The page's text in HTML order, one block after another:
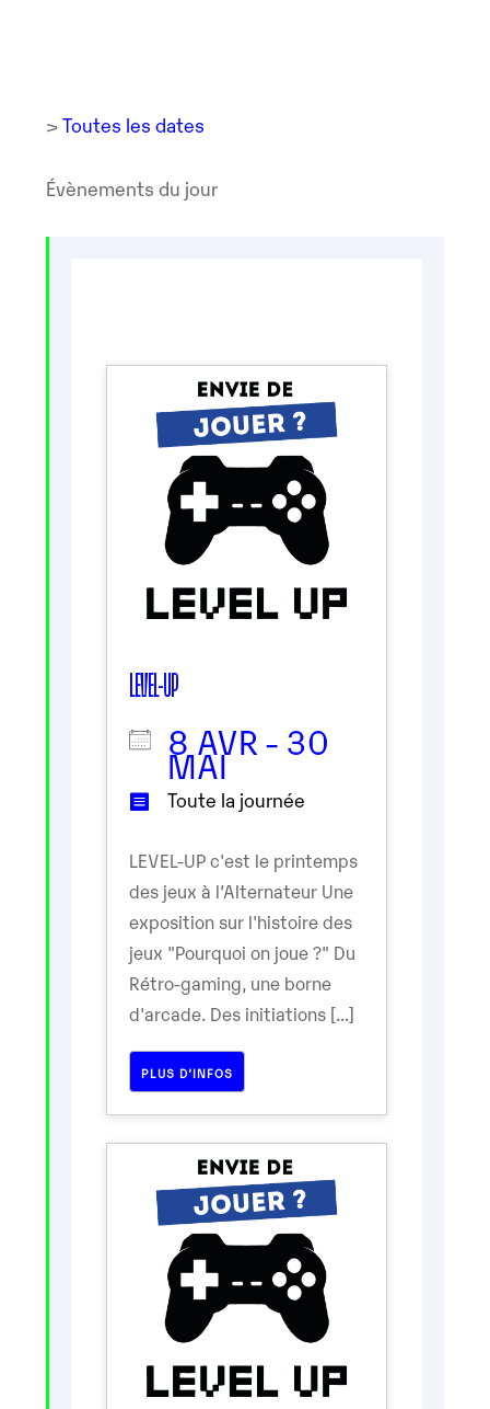
> Toutes les dates
Évènements du jour
LEVEL-UP
8 AVR - 30
MAI
Toute la journée
LEVEL-UP c'est le printemps
des jeux à l’Alternateur Une
exposition sur l'histoire des
jeux "Pourquoi on joue ?" Du
Rétro-gaming, une borne
d'arcade. Des initiations [...]
PLUS D’INFOS